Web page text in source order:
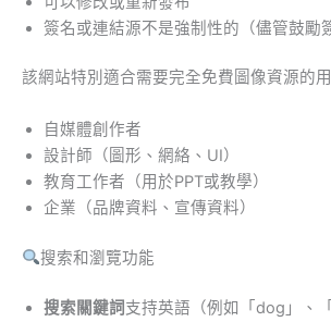
簽名或連結源不是強制性的（儘管鼓勵
該網站特別適合需要完全免費圖像資源的
自媒體創作者
設計師（圖形、網絡、UI）
教育工作者（用於PPT或教學）
企業（品牌資料、宣傳資料）
搜索和瀏覽功能
搜索關鍵詞支持英語（例如「dog」、